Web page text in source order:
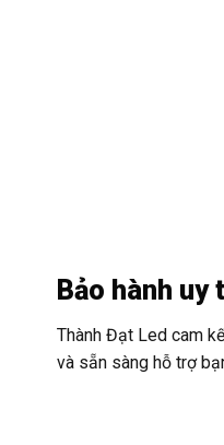
Bảo hành uy
Thành Đạt Led cam
và sẵn sàng hỗ trợ